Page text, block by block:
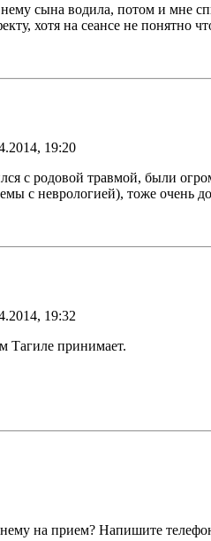
сына водила, потом и мне
хотя на сеансе не понятно
19:20
с родовой травмой, были
с неврологией), тоже очень
19:32
Тагиле принимает.
на прием? Напишите